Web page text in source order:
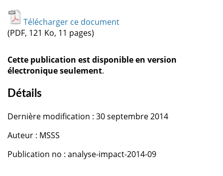
Télécharger ce document
(PDF, 121 Ko, 11 pages)
Cette publication est disponible en version
électronique seulement.
Détails
Dernière modification : 30 septembre 2014
Auteur : MSSS
Publication no : analyse-impact-2014-09